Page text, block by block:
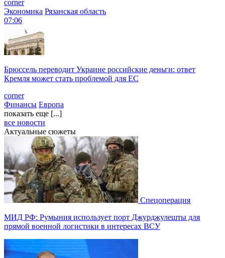
corner
Экономика Рязанская область
07:06
Брюссель переводит Украине российские деньги: ответ
Кремля может стать проблемой для EC
corner
Финансы Европа
показать еще [...]
все новости
Актуальные сюжеты
Спецоперация
МИД РФ: Румыния использует порт Джурджулешты для
прямой военной логистики в интересах ВСУ